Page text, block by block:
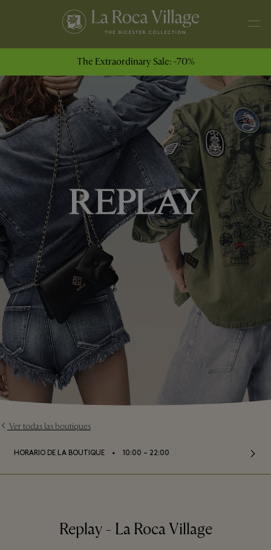
The Extraordinary Sale: -70%
Ver todas las boutiques
HORARIO DE LA BOUTIQUE ⬩ 10:00 – 22:00
Replay - La Roca Village